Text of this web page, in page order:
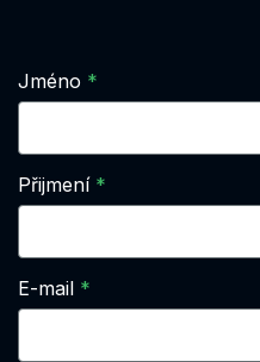
Jméno
Přijmení
E-mail